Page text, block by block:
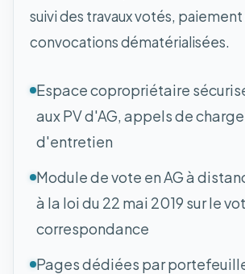
suivi des travaux votés,
convocations dématérialisées.
Espace copropriétaire
aux PV d'AG, appels de
d'entretien
Module de vote en AG à
à la loi du 22 mai 2019 sur le
correspondance
Pages dédiées par